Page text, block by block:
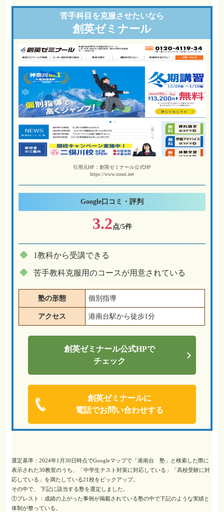
苦手科目を克服させたいなら
創英ゼミナール
引用元HP：創英ゼミナール公式HP
https://www.souei.net
Google 口コミ・評判
3.2点/5件
1教科から受講できる
苦手教科克服用のコースが用意されている
塾の形態 個別指導
アクセス 港南台駅から徒歩1分
創英ゼミナール公式HPで
チェック
創英ゼミナールに
電話でお問い合わせする
選定基準：2024年1月30日時点でGoogleマップで「港南台 塾」と検索した際に
表示された30教室のうち、「中学生テスト対策に対応している」「高校受験に対
応している」を満たしている21校をピックアップ。
その中で、 下記に該当する塾を選定しました。
①ブレスト：成績の上がった事例が掲載されている塾の中で下記のような実績と
体制が整っている。